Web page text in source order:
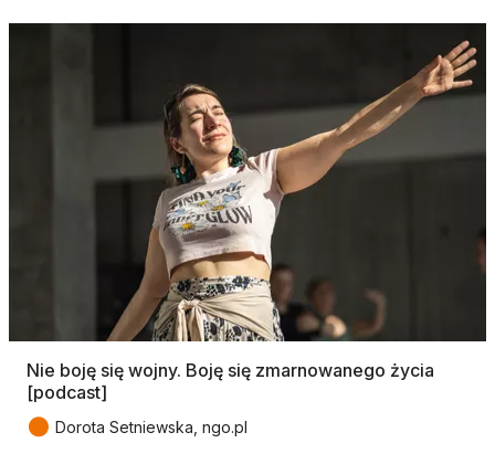
Nie boję się wojny. Boję się zmarnowanego życia
[podcast]
● Dorota Setniewska, ngo.pl